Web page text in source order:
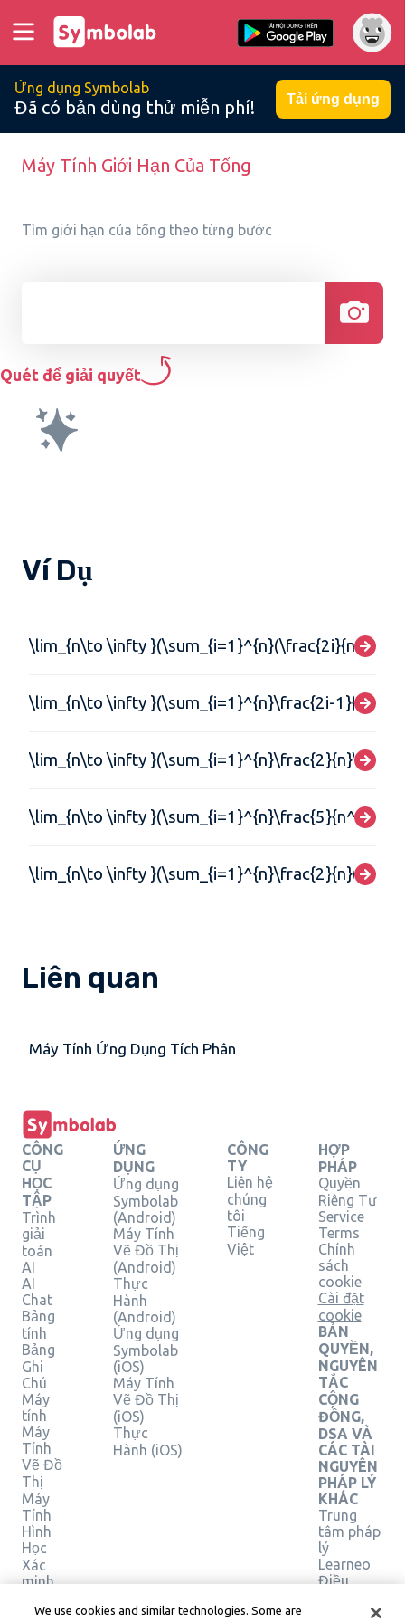
Ứng dụng Symbolab
Đã có bản dùng thử miễn phí! Tải ứng dụng
Máy Tính Giới Hạn Của Tổng
Tìm giới hạn của tổng theo từng bước
Quét để giải quyết
Ví Dụ
\lim_{n\to \infty
\lim_{n\to \infty }(\sum_{i=1}^{n}\frac{2i-
\lim_{n\to \infty
\lim_{n\to \infty }(\sum_{i=1}^{n}\frac{5}{n^{3}}(i-
\lim_{n\to \infty }(\sum_{i=1}^{n}\frac{2}{n}(6-
Liên quan
Máy Tính Ứng Dụng Tích Phân
CÔNG
CỤ
HỌC
TẬP
Trình
giải
toán
AI
AI
Chat
Bảng
tính
Bảng
Ghi
Chú
Máy
tính
Máy
Tính
Vẽ Đồ
Thị
Máy
Tính
Hình
Học
Xác
minh
pháp
ỨNG
DỤNG
Ứng dụng
Symbolab
(Android)
Máy Tính
Vẽ Đồ Thị
(Android)
Thực
Hành
(Android)
Ứng dụng
Symbolab
(iOS)
Máy Tính
Vẽ Đồ Thị
(iOS)
Thực
Hành (iOS)
CÔNG
TY
Liên hệ
chúng
tôi
Tiếng
Việt
HỢP
PHÁP
Quyền
Riêng Tư
Service
Terms
Chính
sách
cookie
Cài đặt
cookie
BẢN
QUYỀN,
NGUYÊN
TẮC
CỘNG
ĐỒNG,
DSA VÀ
CÁC TÀI
NGUYÊN
PHÁP LÝ
KHÁC
Trung
tâm pháp
lý
Learneo
Điều
We use cookies and similar technologies. Some are